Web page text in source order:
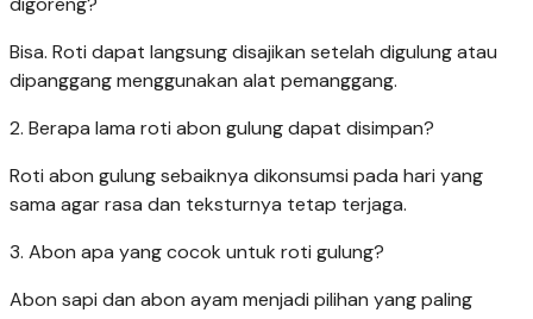
Bisa. Roti dapat langsung disajikan setelah digulung atau
dipanggang menggunakan alat pemanggang.
2. Berapa lama roti abon gulung dapat disimpan?
Roti abon gulung sebaiknya dikonsumsi pada hari yang
sama agar rasa dan teksturnya tetap terjaga.
3. Abon apa yang cocok untuk roti gulung?
Abon sapi dan abon ayam menjadi pilihan yang paling